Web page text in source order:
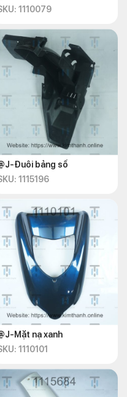
1110079
Đuôi bảng số
1115196
Mặt nạ xanh
1110101